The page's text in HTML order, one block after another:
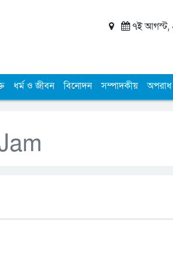
৭ই আগস্ট,
ধর্ম ও জীবন বিনোদন সম্পাদকীয় অপরাধ